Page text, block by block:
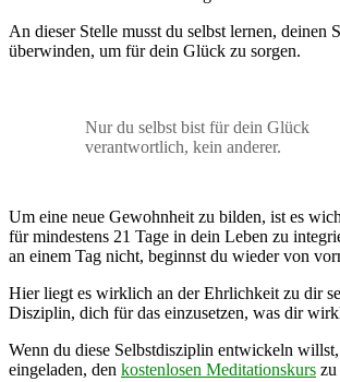
An dieser Stelle musst du selbst lernen, deinen
überwinden, um für dein Glück zu sorgen.
Nur du selbst bist für dein Glück
verantwortlich, kein anderer.
Um eine neue Gewohnheit zu bilden, ist es
für mindestens 21 Tage in dein Leben zu
an einem Tag nicht, beginnst du wieder von
Hier liegt es wirklich an der Ehrlichkeit zu dir
Disziplin, dich für das einzusetzen, was dir
Wenn du diese Selbstdisziplin entwickeln
eingeladen, den kostenlosen Meditationskurs zu